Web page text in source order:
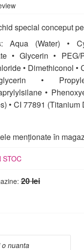
special conceput
Aqua (Water) •
• Glycerin •
• Dimethiconol •
•
•
• CI 77891 (Titanium
menționate în
STOC
20 lei